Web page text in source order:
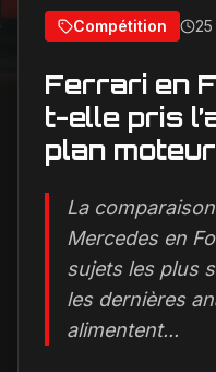
Compétition
Ferrari en
t-elle pris
plan
La
Mercedes en
sujets les plus
les dernières
alimentent...